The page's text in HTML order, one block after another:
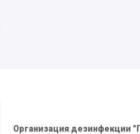
помещений
подвалов
Организация дезинфекции